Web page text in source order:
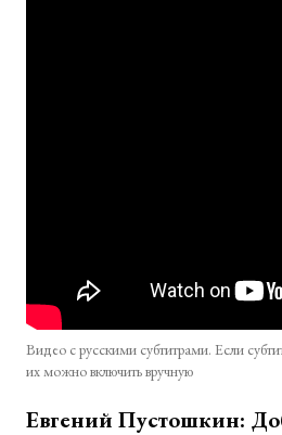
Видео с русскими субтитрами. Если
их можно включить вручную
Евгений Пустошкин: